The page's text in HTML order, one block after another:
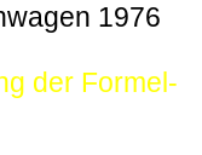
1976
der Formel-